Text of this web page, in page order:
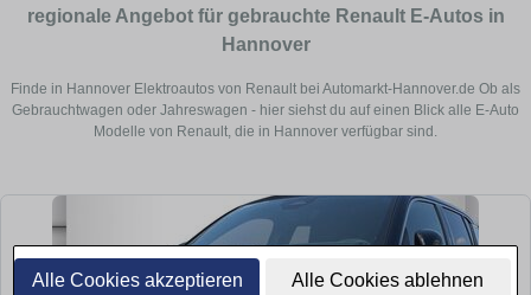
Alle Cookies akzeptieren Alle Cookies ablehnen
regionale Angebot für gebrauchte Renault E-Autos in
Hannover
Finde in Hannover Elektroautos von Renault bei Automarkt-Hannover.de Ob als
Gebrauchtwagen oder Jahreswagen - hier siehst du auf einen Blick alle E-Auto
Modelle von Renault, die in Hannover verfügbar sind.